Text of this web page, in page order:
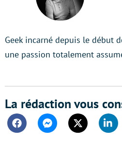
Geek incarné depuis le début
une passion totalement
La rédaction vous
FacebookMessengerTwitter